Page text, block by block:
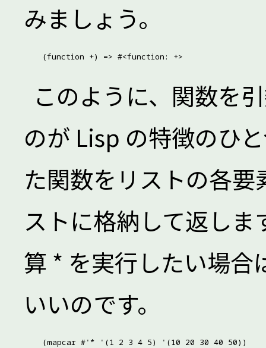
みましょう。
このように、関数を
のが Lisp の特徴のひ
た関数をリストの各
ストに格納して返し
算 * を実行したい場
いいのです。
(mapcar #'* '(1 2 3 4 5) '(10 20 30 40 50))